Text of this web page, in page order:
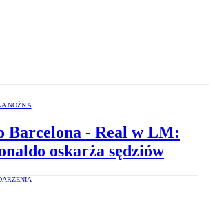
NOŻNA
Barcelona - Real w LM:
oskarża sędziów